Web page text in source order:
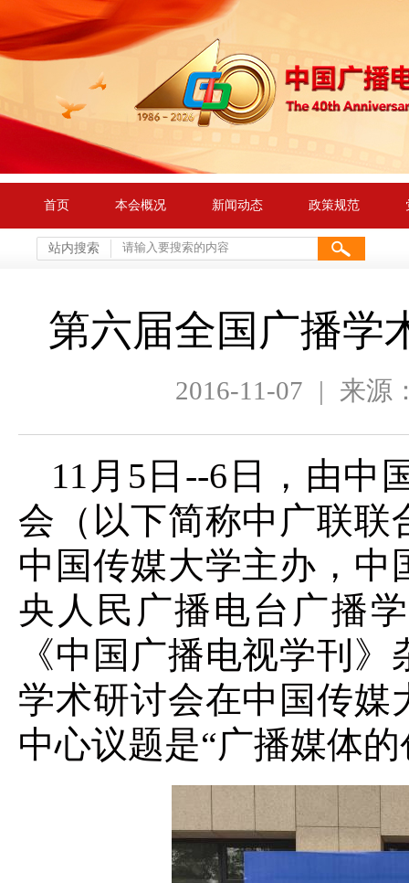
首页 本会概况 新闻动态 政策规范
站内搜索
第六届全国广播学
2016-11-07 | 来源
11月5日--6日，由中
会（以下简称中广联联
中国传媒大学主办，
央人民广播电台广播
《中国广播电视学刊
学术研讨会在中国传媒
中心议题是“广播媒体